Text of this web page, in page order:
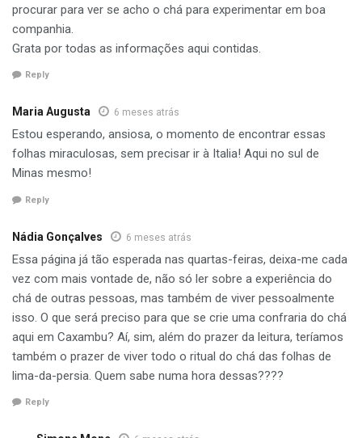
procurar para ver se acho o chá para experimentar em boa
companhia.
Grata por todas as informações aqui contidas.
Reply
Maria Augusta 6 meses atrás
Estou esperando, ansiosa, o momento de encontrar essas
folhas miraculosas, sem precisar ir à Italia! Aqui no sul de
Minas mesmo!
Reply
Nádia Gonçalves 6 meses atrás
Essa página já tão esperada nas quartas-feiras, deixa-me cada
vez com mais vontade de, não só ler sobre a experiência do
chá de outras pessoas, mas também de viver pessoalmente
isso. O que será preciso para que se crie uma confraria do chá
aqui em Caxambu? Aí, sim, além do prazer da leitura, teríamos
também o prazer de viver todo o ritual do chá das folhas de
lima-da-persia. Quem sabe numa hora dessas????
Reply